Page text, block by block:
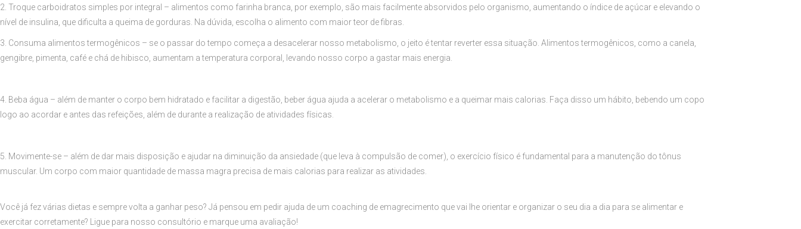
2. Troque carboidratos simples por integral – alimentos como farinha branca, por exemplo, são mais facilmente absorvidos pelo organismo, aumentando o índice de açúcar e elevando o
nível de insulina, que dificulta a queima de gorduras. Na dúvida, escolha o alimento com maior teor de fibras.
3. Consuma alimentos termogênicos – se o passar do tempo começa a desacelerar nosso metabolismo, o jeito é tentar reverter essa situação. Alimentos termogênicos, como a canela,
gengibre, pimenta, café e chá de hibisco, aumentam a temperatura corporal, levando nosso corpo a gastar mais energia.
4. Beba água – além de manter o corpo bem hidratado e facilitar a digestão, beber água ajuda a acelerar o metabolismo e a queimar mais calorias. Faça disso um hábito, bebendo um copo
logo ao acordar e antes das refeições, além de durante a realização de atividades físicas.
5. Movimente-se – além de dar mais disposição e ajudar na diminuição da ansiedade (que leva à compulsão de comer), o exercício físico é fundamental para a manutenção do tônus
muscular. Um corpo com maior quantidade de massa magra precisa de mais calorias para realizar as atividades.
Você já fez várias dietas e sempre volta a ganhar peso? Já pensou em pedir ajuda de um coaching de emagrecimento que vai lhe orientar e organizar o seu dia a dia para se alimentar e
exercitar corretamente? Ligue para nosso consultório e marque uma avaliação!